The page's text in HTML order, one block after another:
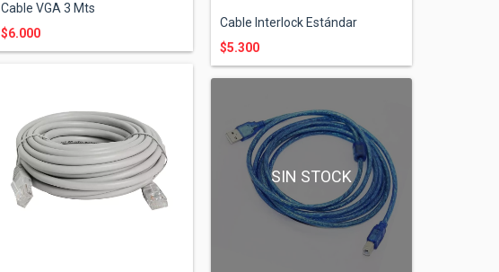
Cable VGA 3 Mts
$6.000
Cable Interlock Estándar
$5.300
SIN STOCK